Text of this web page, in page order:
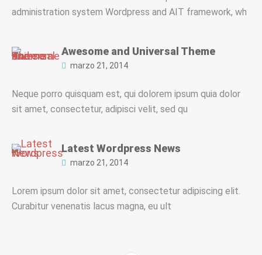
administration system Wordpress and AIT framework, wh
Awesome and Universal Theme
marzo 21, 2014
Neque porro quisquam est, qui dolorem ipsum quia dolor
sit amet, consectetur, adipisci velit, sed qu
Latest Wordpress News
marzo 21, 2014
Lorem ipsum dolor sit amet, consectetur adipiscing elit.
Curabitur venenatis lacus magna, eu ult